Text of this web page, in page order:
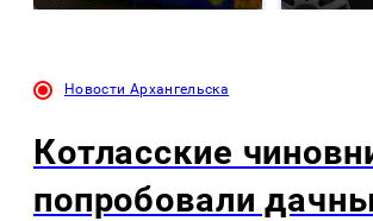
Новости Архангельска
Котласские
попробовали